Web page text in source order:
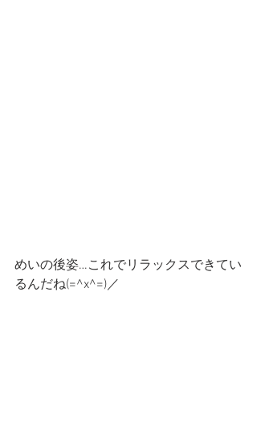
めいの後姿…これでリラックスできてい
るんだね(=^x^=)／